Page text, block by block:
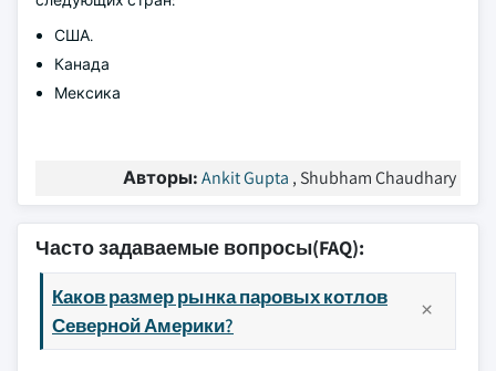
США.
Канада
Мексика
Авторы:Ankit Gupta , Shubham Chaudhary
Часто задаваемые вопросы(FAQ):
Каков размер рынка паровых котлов
Северной Америки?